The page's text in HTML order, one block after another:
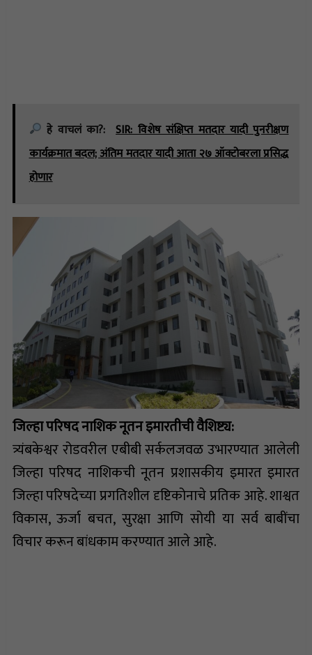
हे वाचलं का?: SIR: विशेष संक्षिप्त मतदार यादी पुनरीक्षण
कार्यक्रमात बदल; अंतिम मतदार यादी आता २७ ऑक्टोबरला प्रसिद्ध
होणार
जिल्हा परिषद नाशिक नूतन इमारतीची वैशिष्ट्य:
त्र्यंबकेश्वर रोडवरील एबीबी सर्कलजवळ उभारण्यात आलेली
जिल्हा परिषद नाशिकची नूतन प्रशासकीय इमारत इमारत
जिल्हा परिषदेच्या प्रगतिशील दृष्टिकोनाचे प्रतिक आहे. शाश्वत
विकास, ऊर्जा बचत, सुरक्षा आणि सोयी या सर्व बाबींचा
विचार करून बांधकाम करण्यात आले आहे.